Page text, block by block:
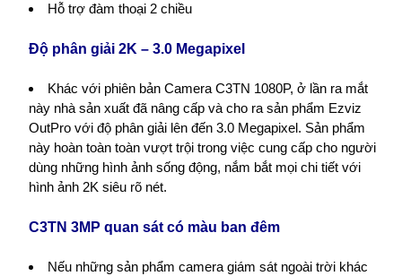
Hỗ trợ đàm thoại 2 chiều
Độ phân giải 2K – 3.0 Megapixel
Khác với phiên bản Camera C3TN 1080P, ở lần ra mắt
này nhà sản xuất đã nâng cấp và cho ra sản phẩm Ezviz
OutPro với độ phân giải lên đến 3.0 Megapixel. Sản phẩm
này hoàn toàn toàn vượt trội trong việc cung cấp cho người
dùng những hình ảnh sống động, nắm bắt mọi chi tiết với
hình ảnh 2K siêu rõ nét.
C3TN 3MP quan sát có màu ban đêm
Nếu những sản phẩm camera giám sát ngoài trời khác